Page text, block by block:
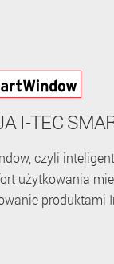
I-TEC
czyli
użytkowania
produktami